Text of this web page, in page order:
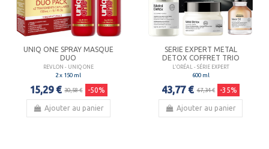
UNIQ ONE SPRAY MASQUE
DUO
REVLON - UNIQ ONE
2 x 150 ml
15,29 € 30,58 € -50%
Ajouter au panier
SERIE EXPERT METAL
DETOX COFFRET TRIO
L'ORÉAL - SÉRIE EXPERT
600 ml
43,77 € 67,34 € -35%
Ajouter au panier